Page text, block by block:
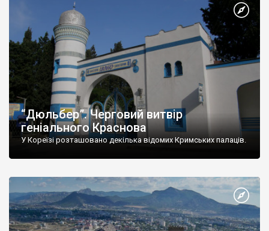
“Дюльбер”. Черговий витвір
геніального Краснова
У Кореїзі розташовано декілька відомих Кримських палаців.